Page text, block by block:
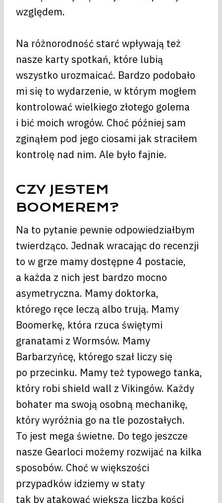
względem.
Na różnorodność starć wpływają też
nasze karty spotkań, które lubią
wszystko urozmaicać. Bardzo podobało
mi się to wydarzenie, w którym mogłem
kontrolować wielkiego złotego golema
i bić moich wrogów. Choć później sam
zginąłem pod jego ciosami jak straciłem
kontrolę nad nim. Ale było fajnie.
CZY JESTEM
BOOMEREM?
Na to pytanie pewnie odpowiedziałbym
twierdząco. Jednak wracając do recenzji
to w grze mamy dostępne 4 postacie,
a każda z nich jest bardzo mocno
asymetryczna. Mamy doktorka,
którego ręce leczą albo trują. Mamy
Boomerkę, która rzuca świętymi
granatami z Wormsów. Mamy
Barbarzyńcę, którego szał liczy się
po przecinku. Mamy też typowego tanka,
który robi shield wall z Vikingów. Każdy
bohater ma swoją osobną mechanikę,
który wyróżnia go na tle pozostałych.
To jest mega świetne. Do tego jeszcze
nasze Gearloci możemy rozwijać na kilka
sposobów. Choć w większości
przypadków idziemy w staty
tak by atakować większą liczbą kości